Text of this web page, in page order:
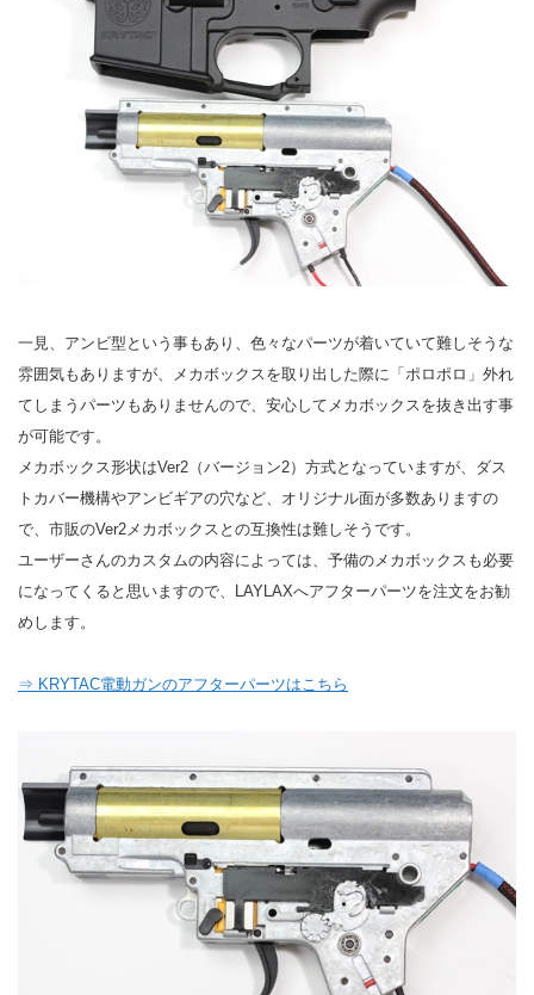
一見、アンビ型という事もあり、色々なパーツが着いていて難しそうな
雰囲気もありますが、メカボックスを取り出した際に「ポロポロ」外れ
てしまうパーツもありませんので、安心してメカボックスを抜き出す事
が可能です。
メカボックス形状はVer2（バージョン2）方式となっていますが、ダス
トカバー機構やアンビギアの穴など、オリジナル面が多数ありますの
で、市販のVer2メカボックスとの互換性は難しそうです。
ユーザーさんのカスタムの内容によっては、予備のメカボックスも必要
になってくると思いますので、LAYLAXへアフターパーツを注文をお勧
めします。
⇒ KRYTAC電動ガンのアフターパーツはこちら